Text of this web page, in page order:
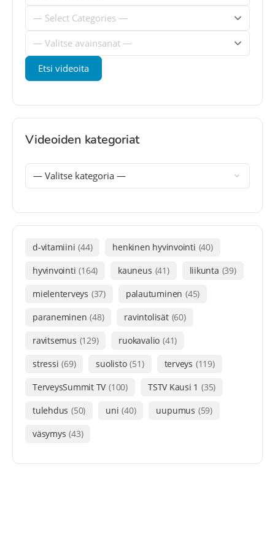
Videoiden kategoriat
d-vitamiini (44) henkinen hyvinvointi (40)
hyvinvointi (164) kauneus (41) liikunta (39)
mielenterveys (37) palautuminen (45)
paraneminen (48) ravintolisät (60)
ravitsemus (129) ruokavalio (41)
stressi (69) suolisto (51) terveys (119)
TerveysSummit TV (100) TSTV Kausi 1 (35)
tulehdus (50) uni (40) uupumus (59)
väsymys (43)